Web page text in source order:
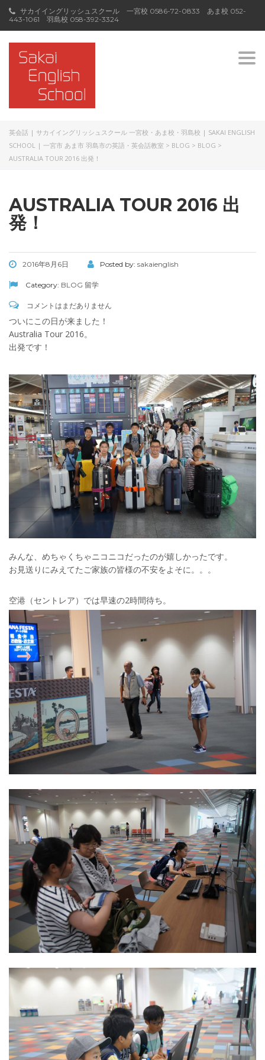
サカイイングリッシュスクール 一宮校 0586-72-0833 あま校 052-
443-1061 羽島校 058-392-3324
英会話 | サカイイングリッシュスクール 一宮校・あま校・羽島校 | SAKAI ENGLISH
SCHOOL | 一宮市 あま市 羽島市の英語・英会話教室 > BLOG > BLOG >
AUSTRALIA TOUR 2016 出発！
AUSTRALIA TOUR 2016 出
発！
2016年8月6日 Posted by: sakaienglish
Category: BLOG 留学
コメントはまだありません
ついにこの日が来ました！
Australia Tour 2016。
出発です！
みんな、めちゃくちゃニコニコだったのが嬉しかったです。
お見送りにみえてたご家族の皆様の不安をよそに。。。
空港（セントレア）では早速の2時間待ち。